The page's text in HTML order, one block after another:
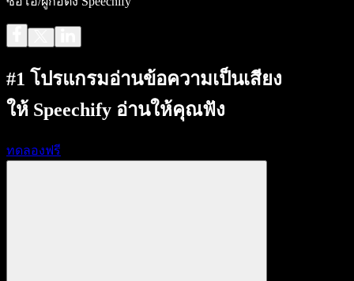
#1 โปรแกรมอ่านข้อความเป็นเสียง
ให้ Speechify อ่านให้คุณฟัง
ทดลองฟรี